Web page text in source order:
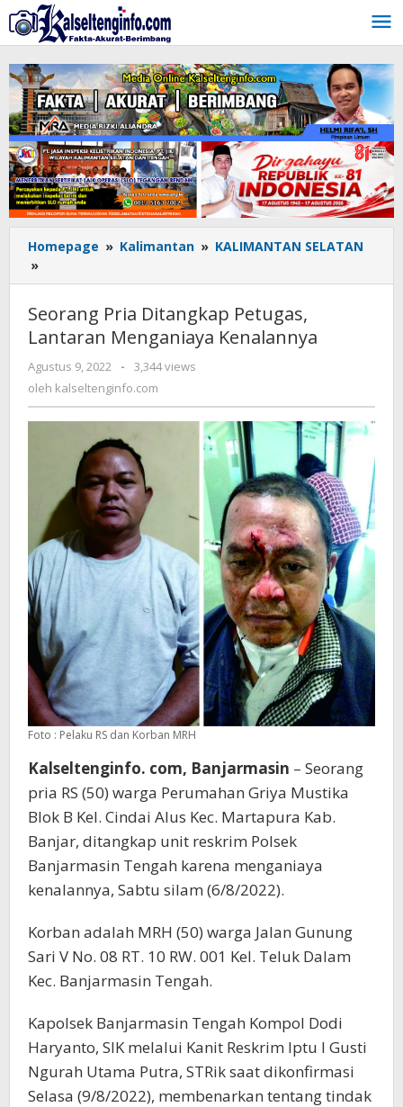
Lewati
ke
konten
Homepage » Kalimantan » KALIMANTAN SELATAN
»
Pria
Petugas,
Lantaran
Menganiaya
Kenalannya
Seorang Pria Ditangkap Petugas,
Lantaran Menganiaya Kenalannya
Agustus 9, 2022
oleh
kalseltenginfo.com
-
3,344 views
oleh kalseltenginfo.com
Foto : Pelaku RS dan Korban MRH
Kalseltenginfo. com, Banjarmasin – Seorang
pria RS (50) warga Perumahan Griya Mustika
Blok B Kel. Cindai Alus Kec. Martapura Kab.
Banjar, ditangkap unit reskrim Polsek
Banjarmasin Tengah karena menganiaya
kenalannya, Sabtu silam (6/8/2022).
Korban adalah MRH (50) warga Jalan Gunung
Sari V No. 08 RT. 10 RW. 001 Kel. Teluk Dalam
Kec. Banjarmasin Tengah.
Kapolsek Banjarmasin Tengah Kompol Dodi
Haryanto, SIK melalui Kanit Reskrim Iptu I Gusti
Ngurah Utama Putra, STRik saat dikonfirmasi
Selasa (9/8/2022), membenarkan tentang tindak